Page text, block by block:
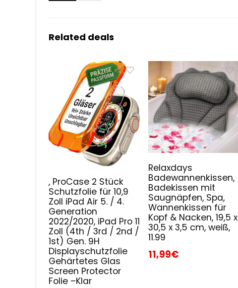
Related deals
, ProCase 2 Stück
Schutzfolie für 10,9
Zoll iPad Air 5. / 4.
Generation
2022/2020, iPad Pro 11
Zoll (4th / 3rd / 2nd /
1st) Gen. 9H
Displayschutzfolie
Gehärtetes Glas
Screen Protector
Folie –Klar
Relaxdays
Badewannenkissen,
Badekissen mit
Saugnäpfen, Spa,
Wannenkissen für
Kopf & Nacken, 19,5 x
30,5 x 3,5 cm, weiß,
11.99
11,99€